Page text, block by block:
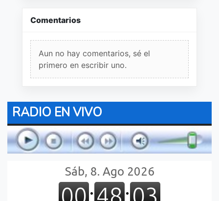
Comentarios
Aun no hay comentarios, sé el
primero en escribir uno.
RADIO EN VIVO